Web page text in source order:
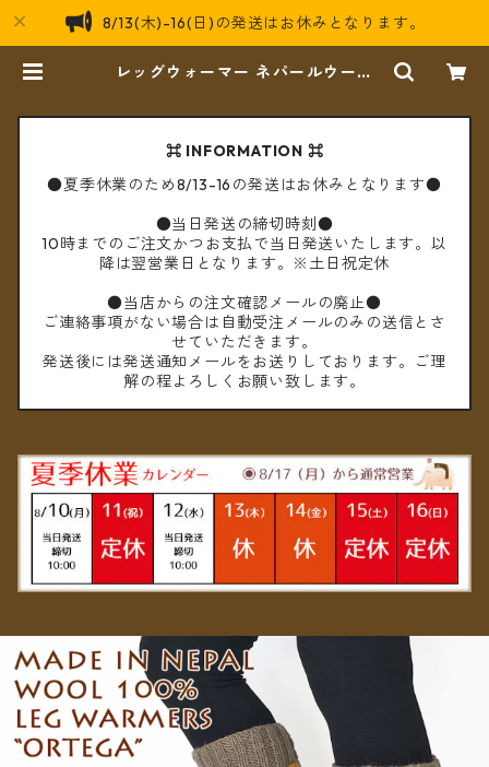
8/13(木)-16(日)の発送はお休みとなります。
レッグウォーマー ネパールウール
ェト）
⌘ INFORMATION ⌘
●夏季休業のため8/13-16の発送はお休みとなります●
●当日発送の締切時刻●
10時までのご注文かつお支払で当日発送いたします。以
降は翌営業日となります。※土日祝定休
●当店からの注文確認メールの廃止●
ご連絡事項がない場合は自動受注メールのみの送信とさ
せていただきます。
発送後には発送通知メールをお送りしております。ご理
解の程よろしくお願い致します。